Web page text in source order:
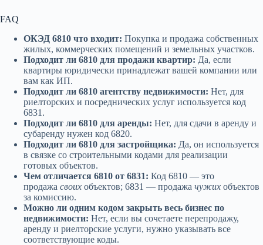
FAQ
ОКЭД 6810 что входит: Покупка и продажа собственных
жилых, коммерческих помещений и земельных участков.
Подходит ли 6810 для продажи квартир: Да, если
квартиры юридически принадлежат вашей компании или
вам как ИП.
Подходит ли 6810 агентству недвижимости: Нет, для
риелторских и посреднических услуг используется код
6831.
Подходит ли 6810 для аренды: Нет, для сдачи в аренду и
субаренду нужен код 6820.
Подходит ли 6810 для застройщика: Да, он используется
в связке со строительными кодами для реализации
готовых объектов.
Чем отличается 6810 от 6831: Код 6810 — это
продажа своих объектов; 6831 — продажа чужих объектов
за комиссию.
Можно ли одним кодом закрыть весь бизнес по
недвижимости: Нет, если вы сочетаете перепродажу,
аренду и риелторские услуги, нужно указывать все
соответствующие коды.